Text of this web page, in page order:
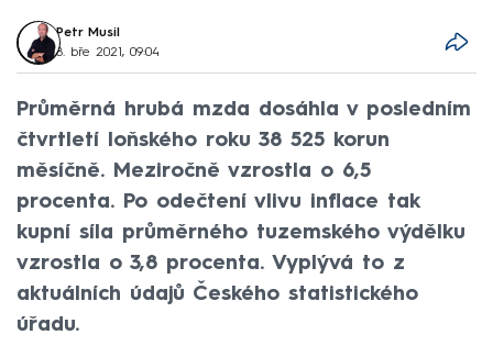
Petr Musil
8. bře 2021, 09:04
Průměrná hrubá mzda dosáhla v posledním
čtvrtletí loňského roku 38 525 korun
měsíčně. Meziročně vzrostla o 6,5
procenta. Po odečtení vlivu inflace tak
kupní síla průměrného tuzemského výdělku
vzrostla o 3,8 procenta. Vyplývá to z
aktuálních údajů Českého statistického
úřadu.